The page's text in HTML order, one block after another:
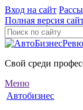
Вход на сайт
Полная версия
Свой среди
Меню
Автобизнес